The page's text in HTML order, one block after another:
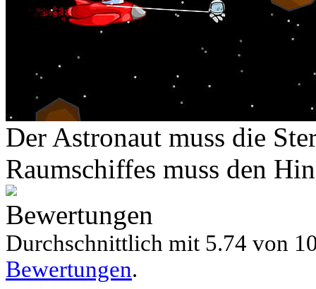
Der Astronaut muss die
Raumschiffes muss den
Bewertungen
Durchschnittlich mit 5.74 von
Bewertungen.